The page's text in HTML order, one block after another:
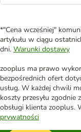
*"Cena wcześniej"
artykułu w ciągu
dni. Warunki dostawy
zooplus ma prawo
bezpośrednich ofert
usług. W każdej chwili
koszty przesyłu zgodnie
obsługi klienta zooplus.
prywatności